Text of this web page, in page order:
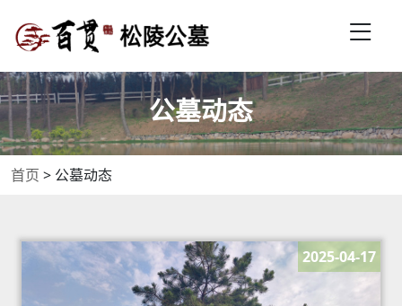
公墓动态
首页 > 公墓动态
2025-04-17